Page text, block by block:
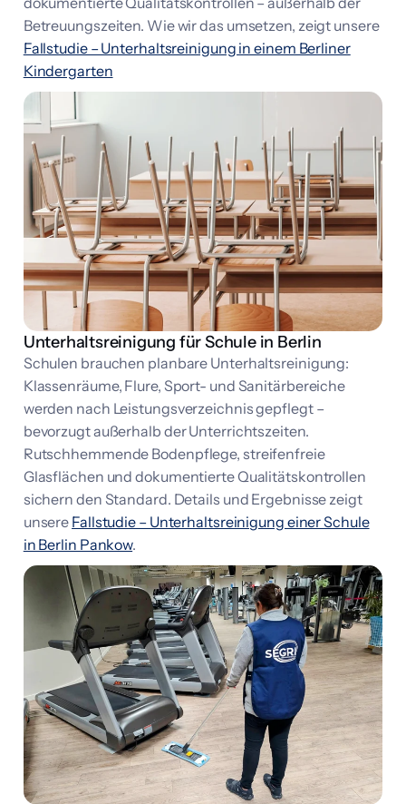
Betreuungszeiten. Wie wir das umsetzen, zeigt unsere
Fallstudie – Unterhaltsreinigung in einem Berliner
Kindergarten
Unterhaltsreinigung für Schule in Berlin
Schulen brauchen planbare Unterhaltsreinigung:
Klassenräume, Flure, Sport- und Sanitärbereiche
werden nach Leistungsverzeichnis gepflegt –
bevorzugt außerhalb der Unterrichtszeiten.
Rutschhemmende Bodenpflege, streifenfreie
Glasflächen und dokumentierte Qualitätskontrollen
sichern den Standard. Details und Ergebnisse zeigt
unsere Fallstudie – Unterhaltsreinigung einer Schule
in Berlin Pankow.